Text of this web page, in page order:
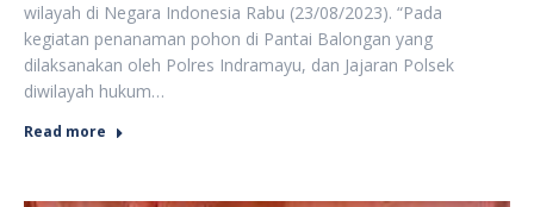
wilayah di Negara Indonesia Rabu (23/08/2023). “Pada
kegiatan penanaman pohon di Pantai Balongan yang
dilaksanakan oleh Polres Indramayu, dan Jajaran Polsek
diwilayah hukum…
Read more